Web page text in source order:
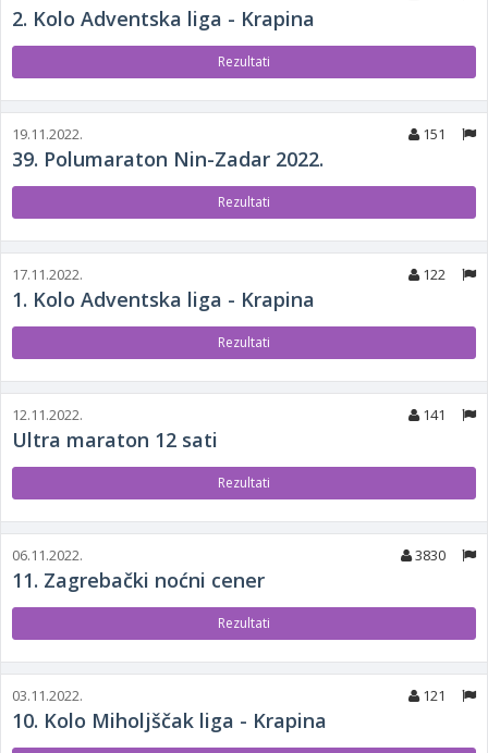
2. Kolo Adventska liga - Krapina
Rezultati
19.11.2022. 151
39. Polumaraton Nin-Zadar 2022.
Rezultati
17.11.2022. 122
1. Kolo Adventska liga - Krapina
Rezultati
12.11.2022. 141
Ultra maraton 12 sati
Rezultati
06.11.2022. 3830
11. Zagrebački noćni cener
Rezultati
03.11.2022. 121
10. Kolo Miholjščak liga - Krapina